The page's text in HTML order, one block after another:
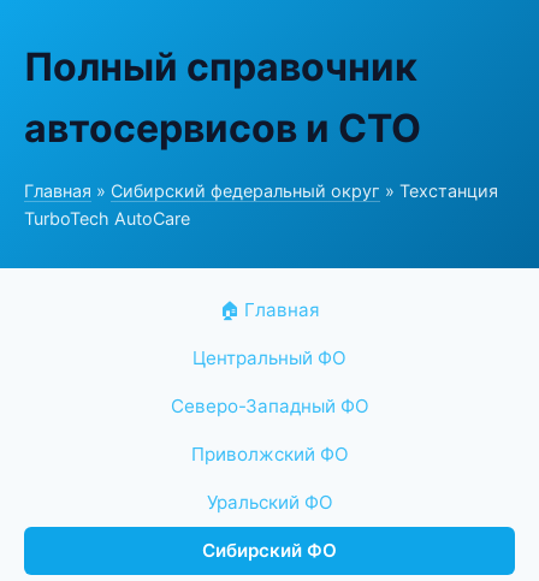
Полный справочник
автосервисов и СТО
Главная » Сибирский федеральный округ » Техстанция
TurboTech AutoCare
🏠 Главная
Центральный ФО
Северо-Западный ФО
Приволжский ФО
Уральский ФО
Сибирский ФО